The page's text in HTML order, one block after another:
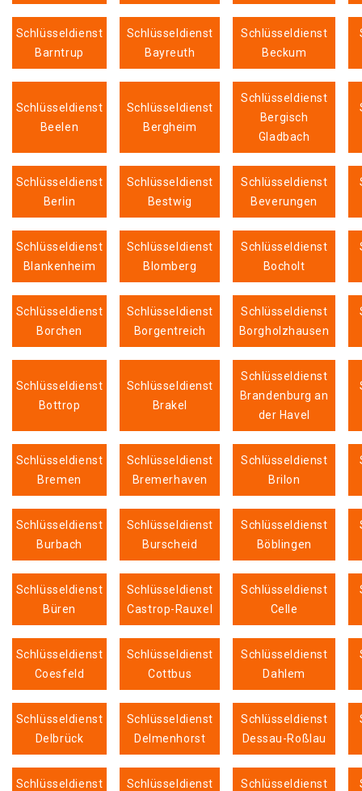
Schlüsseldienst
Barntrup
Schlüsseldienst
Bayreuth
Schlüsseldienst
Beckum
Schlüsseldienst
Beelen
Schlüsseldienst
Bergheim
Schlüsseldienst
Bergisch
Gladbach
Schlüsseldienst
Berlin
Schlüsseldienst
Bestwig
Schlüsseldienst
Beverungen
Schlüsseldienst
Blankenheim
Schlüsseldienst
Blomberg
Schlüsseldienst
Bocholt
Schlüsseldienst
Borchen
Schlüsseldienst
Borgentreich
Schlüsseldienst
Borgholzhausen
Schlüsseldienst
Bottrop
Schlüsseldienst
Brakel
Schlüsseldienst
Brandenburg an
der Havel
Schlüsseldienst
Bremen
Schlüsseldienst
Bremerhaven
Schlüsseldienst
Brilon
Schlüsseldienst
Burbach
Schlüsseldienst
Burscheid
Schlüsseldienst
Böblingen
Schlüsseldienst
Büren
Schlüsseldienst
Castrop-Rauxel
Schlüsseldienst
Celle
Schlüsseldienst
Coesfeld
Schlüsseldienst
Cottbus
Schlüsseldienst
Dahlem
Schlüsseldienst
Delbrück
Schlüsseldienst
Delmenhorst
Schlüsseldienst
Dessau-Roßlau
Schlüsseldienst
Schlüsseldienst
Schlüsseldienst